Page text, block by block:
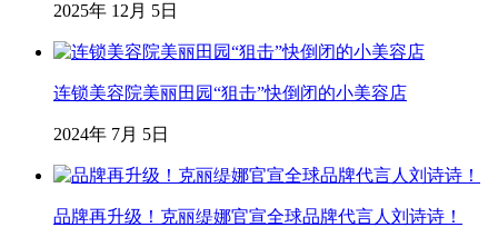
2025年 12月 5日
连锁美容院美丽田园“狙击”快倒闭的小美容店
2024年 7月 5日
品牌再升级！克丽缇娜官宣全球品牌代言人刘诗诗！